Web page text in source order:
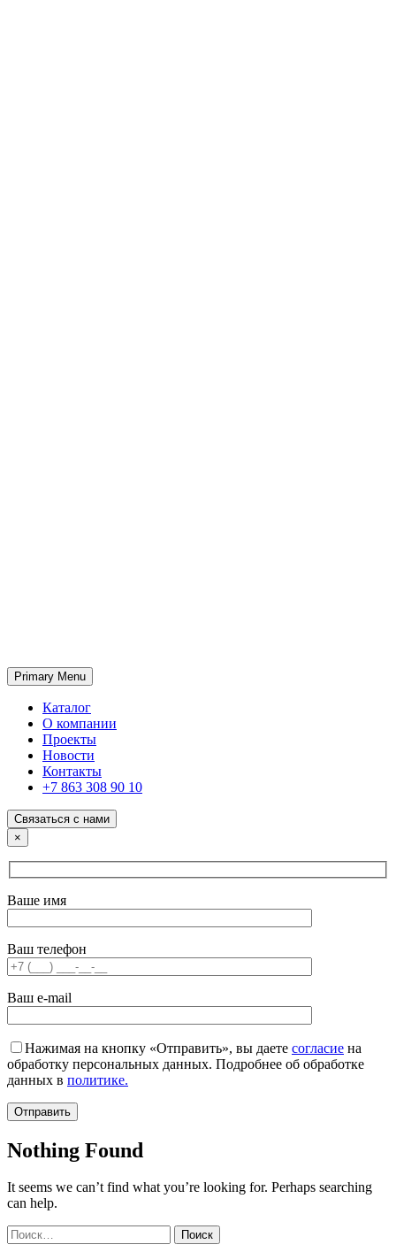
ГК «SABONE»
Оптовые поставки отделочных материалов и оборудования
Primary Menu
Каталог
О компании
Проекты
Новости
Контакты
+7 863 308 90 10
Связаться с нами
×
Ваше имя
Ваш телефон
Ваш e-mail
Нажимая на кнопку «Отправить», вы даете согласие на
обработку персональных данных. Подробнее об обработке
данных в политике.
Nothing Found
It seems we can’t find what you’re looking for. Perhaps searching
can help.
Найти: